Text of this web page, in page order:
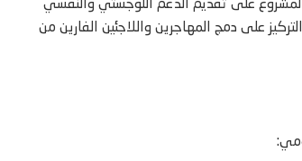
المشروع على تقديم الدعم اللوجستي والنفسي
على دمج المهاجرين واللاجئين الفارين من